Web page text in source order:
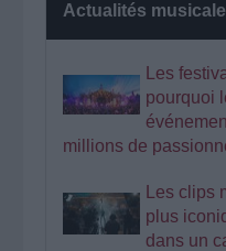
Actualités
Les
pourquoi
millions de
Les clips
plus
dans un